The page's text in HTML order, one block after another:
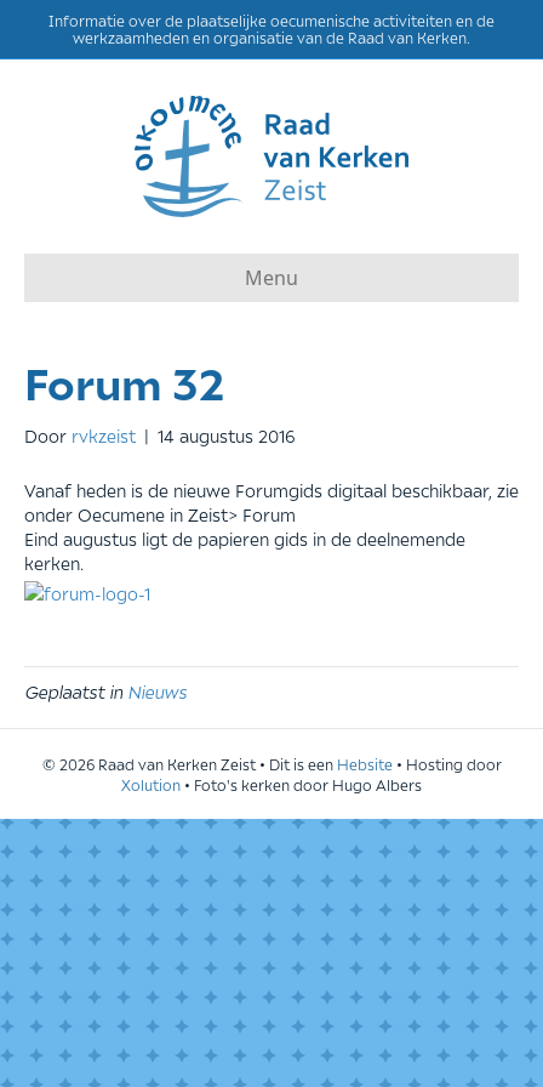
Informatie over de plaatselijke oecumenische activiteiten en de
werkzaamheden en organisatie van de Raad van Kerken.
Menu
Forum 32
Door rvkzeist | 14 augustus 2016
Vanaf heden is de nieuwe Forumgids digitaal beschikbaar, zie
onder Oecumene in Zeist> Forum
Eind augustus ligt de papieren gids in de deelnemende
kerken.
Geplaatst in Nieuws
© 2026 Raad van Kerken Zeist • Dit is een Hebsite• Hosting door
Xolution • Foto's kerken door Hugo Albers